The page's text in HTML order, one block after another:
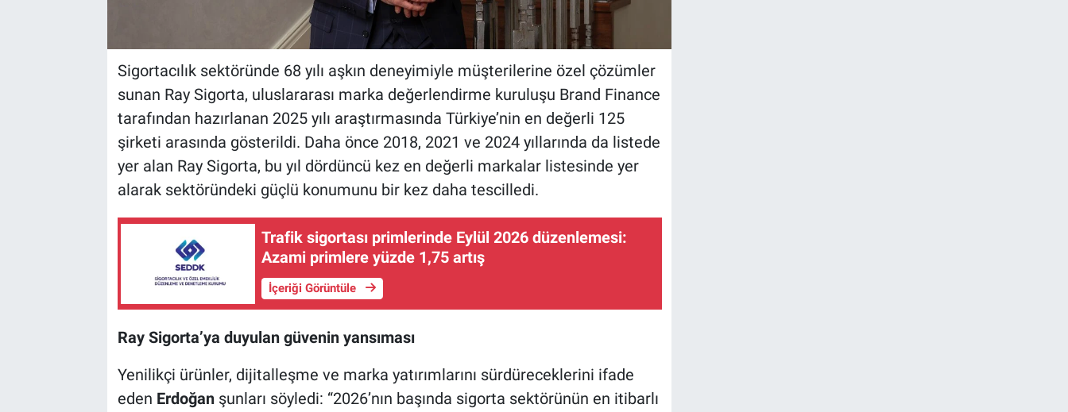
Sigortacılık sektöründe 68 yılı aşkın deneyimiyle müşterilerine özel çözümler
sunan Ray Sigorta, uluslararası marka değerlendirme kuruluşu Brand Finance
tarafından hazırlanan 2025 yılı araştırmasında Türkiye’nin en değerli 125
şirketi arasında gösterildi. Daha önce 2018, 2021 ve 2024 yıllarında da listede
yer alan Ray Sigorta, bu yıl dördüncü kez en değerli markalar listesinde yer
alarak sektöründeki güçlü konumunu bir kez daha tescilledi.
Trafik sigortası primlerinde Eylül 2026 düzenlemesi:
Azami primlere yüzde 1,75 artış
İçeriği Görüntüle
Ray Sigorta’ya duyulan güvenin yansıması
Yenilikçi ürünler, dijitalleşme ve marka yatırımlarını sürdüreceklerini ifade
eden Erdoğanşunları söyledi: “2026’nın başında sigorta sektörünün en itibarlı